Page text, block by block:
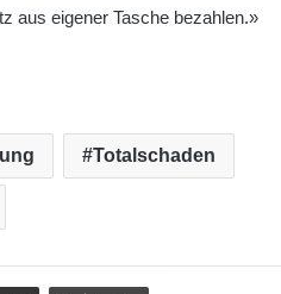
aus eigener Tasche bezahlen.»
Totalschaden